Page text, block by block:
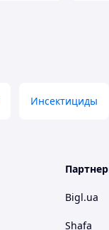
Инсектициды
Bigl.ua
Shafa